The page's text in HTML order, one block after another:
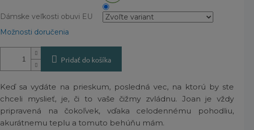
Dámske veľkosti obuvi EU
Možnosti doručenia
Pridať do košíka
Keď sa vydáte na prieskum, posledná vec, na ktorú by ste
chceli myslieť, je, či to vaše čižmy zvládnu. Joan je vždy
pripravená na čokoľvek, vďaka celodennému pohodliu,
akurátnemu teplu a tomuto behúňu mám.